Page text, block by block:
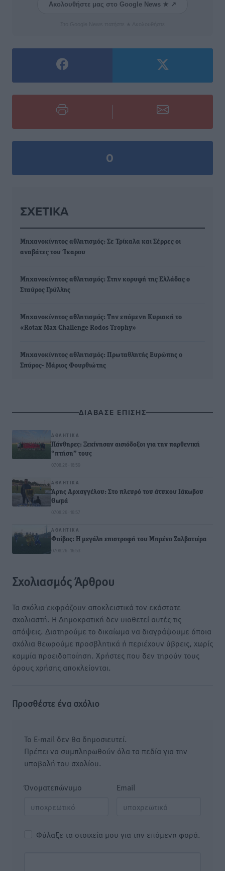
Ακολουθήστε μας στο Google News ★ ↗
0
ΣΧΕΤΙΚΆ
Μηχανοκίνητος αθλητισμός: Σε Τρίκαλα και Σέρρες οι
αναβάτες του Ίκαρου
Μηχανοκίνητος αθλητισμός: Στην κορυφή της Ελλάδας ο
Σταύρος Γρύλλης
Μηχανοκίνητος αθλητισμός: Την επόμενη Κυριακή το
«Rotax Max Challenge Rodos Trophy»
Μηχανοκίνητος αθλητισμός: Πρωταθλητής Ευρώπης ο
Σπύρος- Μάριος Φουρθιώτης
ΔΙΑΒΑΣΕ ΕΠΙΣΗΣ
ΑΘΛΗΤΙΚΆ
Πάνθηρες: Ξεκίνησαν αισιόδοξοι για την παρθενική
“πτήση” τους
07.08.26 · 16:59
ΑΘΛΗΤΙΚΆ
Άρης Αρχαγγέλου: Στο πλευρό του άτυχου Ιάκωβου
Θωμά
07.08.26 · 16:57
ΑΘΛΗΤΙΚΆ
Φοίβος: Η μεγάλη επιστροφή του Μπρένο Σαλβατιέρα
07.08.26 · 16:53
Σχολιασμός Άρθρου
Τα σχόλια εκφράζουν αποκλειστικά τον εκάστοτε
σχολιαστή. Η Δημοκρατική δεν υιοθετεί αυτές τις
απόψεις. Διατηρούμε το δικαίωμα να διαγράψουμε όποια
σχόλια θεωρούμε προσβλητικά ή περιέχουν ύβρεις, χωρίς
καμμία προειδοποίηση. Χρήστες που δεν τηρούν τους
όρους χρήσης αποκλείονται.
Προσθέστε ένα σχόλιο
Το E-mail δεν θα δημοσιευτεί.
Πρέπει να συμπληρωθούν όλα τα πεδία για την
υποβολή του σχολίου.
Όνοματεπώνυμο Email
Φύλαξε τα στοιχεία μου για την επόμενη φορά.